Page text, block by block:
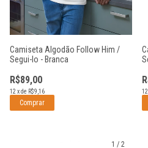
Camiseta Algodão Follow Him /
Segui-lo - Branca
R$89,00
12xde R$9,16
Comprar
12
1 / 2